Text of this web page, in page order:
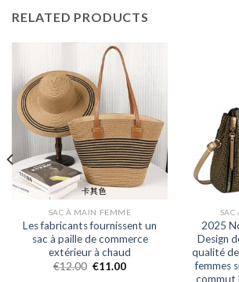
RELATED PRODUCTS
SAC À MAIN FEMME
Les fabricants fournissent un
sac à paille de commerce
extérieur à chaud
€12.00 €11.00
2025
Design
qualité
femmes
commut